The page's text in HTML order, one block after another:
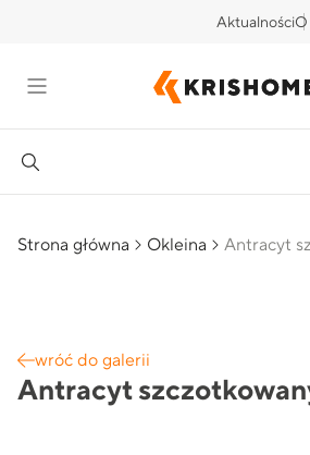
Aktualności
Strona główna Okleina Antracyt
Antracyt
wróć do galerii